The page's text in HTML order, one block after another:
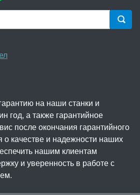
на наши станки и
год, а также гарантийное
после окончания гарантийного
качестве и надежности наших
нашим клиентам
и уверенность в работе с